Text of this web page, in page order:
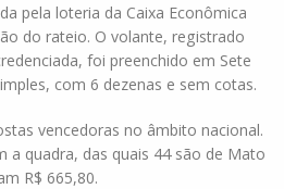
pela loteria da Caixa Econômica
do rateio. O volante, registrado
foi preenchido em Sete
com 6 dezenas e sem cotas.
vencedoras no âmbito nacional.
a quadra, das quais 44 são de Mato
R$ 665,80.